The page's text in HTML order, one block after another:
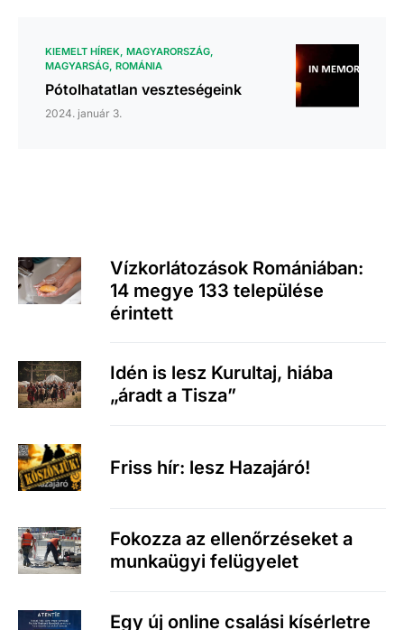
KIEMELT HÍREK MAGYARORSZÁG
MAGYARSÁG ROMÁNIA
Pótolhatatlan veszteségeink
2024. január 3.
Vízkorlátozások Romániában:
14 megye 133 települése
érintett
Idén is lesz Kurultaj, hiába
„áradt a Tisza”
Friss hír: lesz Hazajáró!
Fokozza az ellenőrzéseket a
munkaügyi felügyelet
Egy új online csalási kísérletre